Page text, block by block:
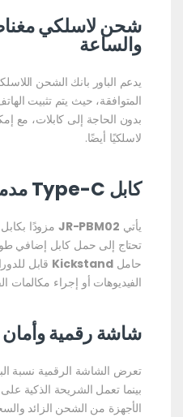
شحن لاسلكي
والساعة
يدعم الباور بانك الشحن
المتوافقة، حيث يتم تثبيت
بدون الحاجة إلى كابلات، مع
لاسلكيًا أيضًا.
كابل Type-C مدمج وحامل عملي
يأتي JR-PBM02 مزودًا بكابل
تحتاج إلى حمل كابل إضافي
حاملKickstand قابل
الفيديوهات أو إجراء مكالمات
شاشة رقمية وأمان
تعرض الشاشة الرقمية نسبة
بينما تعمل الشريحة الذكية
الأجهزة من الشحن الزائد